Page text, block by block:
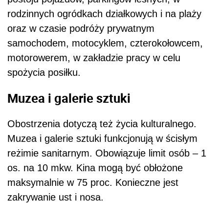
rodzinnych ogródkach działkowych i na plaży
oraz w czasie podróży prywatnym
samochodem, motocyklem, czterokołowcem,
motorowerem, w zakładzie pracy w celu
spożycia posiłku.
Muzea i galerie sztuki
Obostrzenia dotyczą też życia kulturalnego.
Muzea i galerie sztuki funkcjonują w ścisłym
reżimie sanitarnym. Obowiązuje limit osób – 1
os. na 10 mkw. Kina mogą być obłożone
maksymalnie w 75 proc. Konieczne jest
zakrywanie ust i nosa.